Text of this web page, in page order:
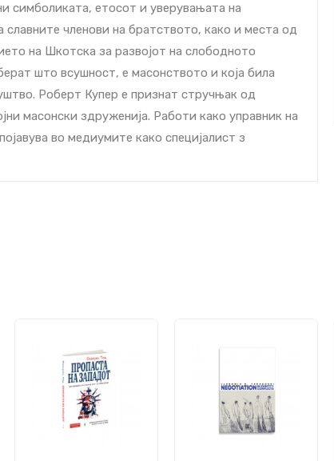
симболиката, етосот и уверувањата на
членови на братството, како и места од
на Шкотска за развојот на слободното
што всушност, е масонството и која била
Роберт Купер е признат стручњак од
масонски здруженија. Работи како управник на
во медиумите како специјалист з